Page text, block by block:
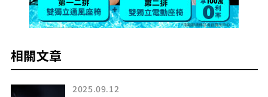
相關文章
2025.09.12